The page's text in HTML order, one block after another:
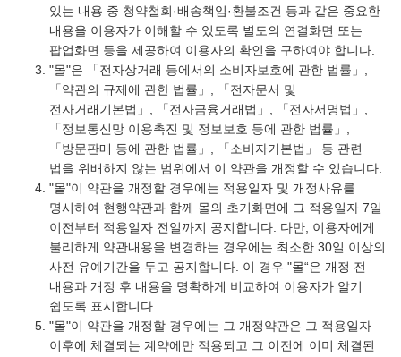
있는 내용 중 청약철회·배송책임·환불조건 등과 같은 중요한
내용을 이용자가 이해할 수 있도록 별도의 연결화면 또는
팝업화면 등을 제공하여 이용자의 확인을 구하여야 합니다.
"몰"은 「전자상거래 등에서의 소비자보호에 관한 법률」,
「약관의 규제에 관한 법률」, 「전자문서 및
전자거래기본법」, 「전자금융거래법」, 「전자서명법」,
「정보통신망 이용촉진 및 정보보호 등에 관한 법률」,
「방문판매 등에 관한 법률」, 「소비자기본법」 등 관련
법을 위배하지 않는 범위에서 이 약관을 개정할 수 있습니다.
"몰"이 약관을 개정할 경우에는 적용일자 및 개정사유를
명시하여 현행약관과 함께 몰의 초기화면에 그 적용일자 7일
이전부터 적용일자 전일까지 공지합니다. 다만, 이용자에게
불리하게 약관내용을 변경하는 경우에는 최소한 30일 이상의
사전 유예기간을 두고 공지합니다. 이 경우 "몰“은 개정 전
내용과 개정 후 내용을 명확하게 비교하여 이용자가 알기
쉽도록 표시합니다.
"몰"이 약관을 개정할 경우에는 그 개정약관은 그 적용일자
이후에 체결되는 계약에만 적용되고 그 이전에 이미 체결된